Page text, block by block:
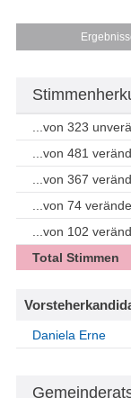
...von 323
...von 481
...von 367
...von 74
...von 102
Total Stimmen
Daniela Erne